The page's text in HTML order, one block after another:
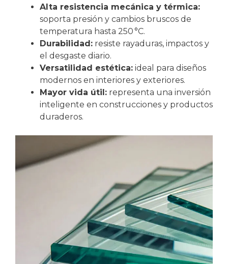
Alta resistencia mecánica y térmica:
soporta presión y cambios bruscos de
temperatura hasta 250 °C.
Durabilidad: resiste rayaduras, impactos y
el desgaste diario.
Versatilidad estética: ideal para diseños
modernos en interiores y exteriores.
Mayor vida útil: representa una inversión
inteligente en construcciones y productos
duraderos.